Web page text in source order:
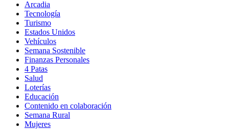
Arcadia
Tecnología
Turismo
Estados Unidos
Vehículos
Semana Sostenible
Finanzas Personales
4 Patas
Salud
Loterías
Educación
Contenido en colaboración
Semana Rural
Mujeres